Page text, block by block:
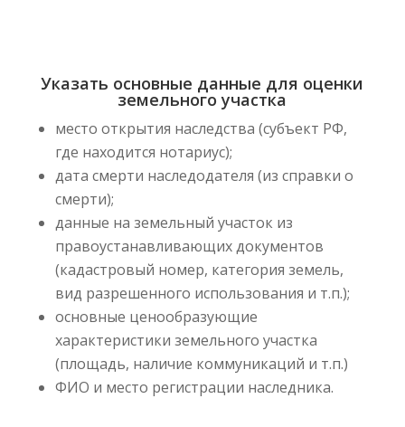
Указать основные данные для оценки
земельного участка
место открытия наследства (субъект РФ,
где находится нотариус);
дата смерти наследодателя (из справки о
смерти);
данные на земельный участок из
правоустанавливающих документов
(кадастровый номер, категория земель,
вид разрешенного использования и т.п.);
основные ценообразующие
характеристики земельного участка
(площадь, наличие коммуникаций и т.п.)
ФИО и место регистрации наследника.